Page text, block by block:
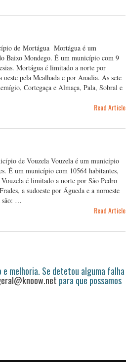
de Mortágua Mortágua é um
Baixo Mondego. É um município com 9
Mortágua é limitado a norte por
pela Mealhada e por Anadia. As sete
Cortegaça e Almaça, Pala, Sobral e
Read Article
de Vouzela Vouzela é um município
É um município com 10564 habitantes,
é limitado a norte por São Pedro
a sudoeste por Águeda e a noroeste
são: …
Read Article
melhoria. Se detetou alguma falha
para que possamos